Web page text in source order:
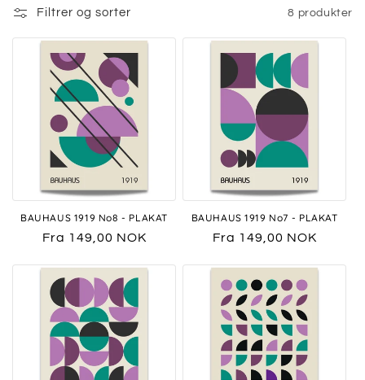
Filtrer og sorter 8 produkter
BAUHAUS 1919 No8 - PLAKAT
Vanlig
Fra 149,00 NOK
BAUHAUS 1919 No7 - PLAKAT
Vanlig
Fra 149,00 NOK